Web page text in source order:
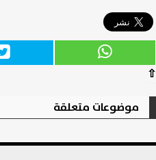
⇧
موضوعات متعلقة